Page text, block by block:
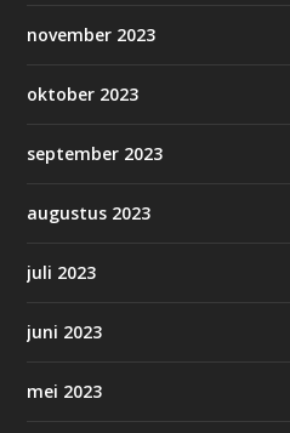
november 2023
oktober 2023
september 2023
augustus 2023
juli 2023
juni 2023
mei 2023